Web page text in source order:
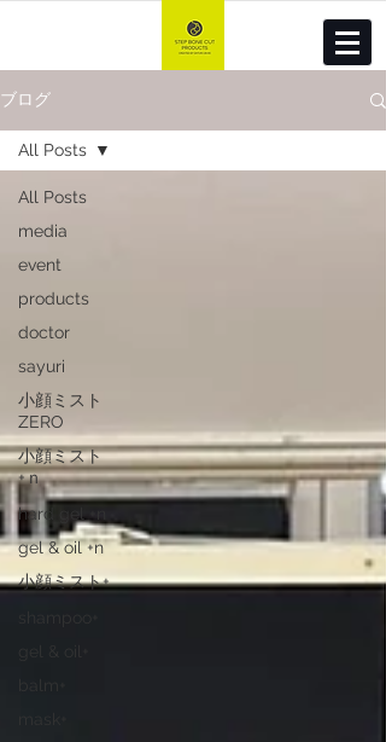
ブログ
All Posts
media
event
products
doctor
sayuri
小顔ミスト
ZERO
小顔ミスト
+ｎ
hard gel +n
gel & oil +n
小顔ミスト+
All Posts